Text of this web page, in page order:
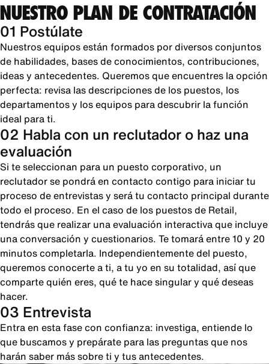
NUESTRO PLAN DE CONTRATACIÓN
01 Postúlate
Nuestros equipos están formados por diversos conjuntos
de habilidades, bases de conocimientos, contribuciones,
ideas y antecedentes. Queremos que encuentres la opción
perfecta: revisa las descripciones de los puestos, los
departamentos y los equipos para descubrir la función
ideal para ti.
02 Habla con un reclutador o haz una
evaluación
Si te seleccionan para un puesto corporativo, un
reclutador se pondrá en contacto contigo para iniciar tu
proceso de entrevistas y será tu contacto principal durante
todo el proceso. En el caso de los puestos de Retail,
tendrás que realizar una evaluación interactiva que incluye
una conversación y cuestionarios. Te tomará entre 10 y 20
minutos completarla. Independientemente del puesto,
queremos conocerte a ti, a tu yo en su totalidad, así que
comparte quién eres, qué te hace singular y qué deseas
hacer.
03 Entrevista
Entra en esta fase con confianza: investiga, entiende lo
que buscamos y prepárate para las preguntas que nos
harán saber más sobre ti y tus antecedentes.